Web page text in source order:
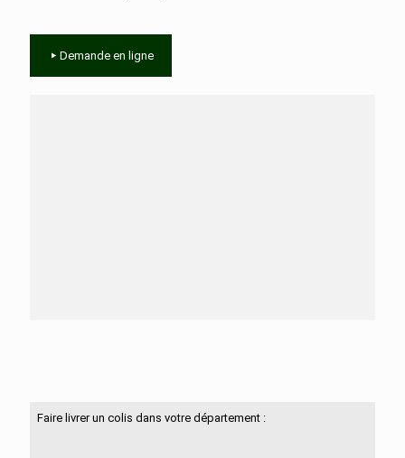
Demande en ligne
Faire livrer un colis dans votre département :